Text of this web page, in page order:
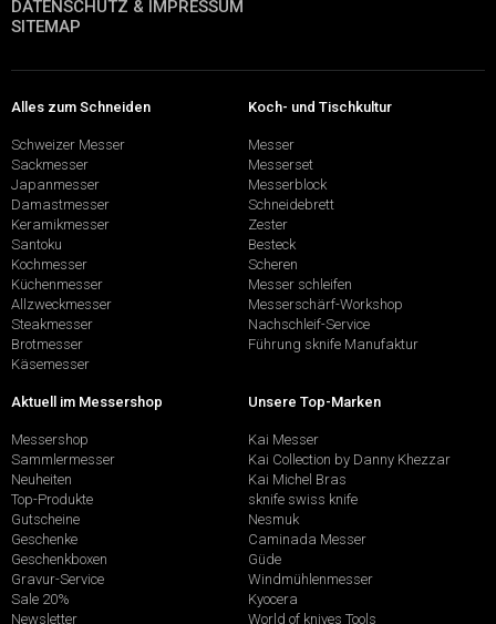
DATENSCHUTZ & IMPRESSUM
SITEMAP
Alles zum Schneiden
Schweizer Messer
Sackmesser
Japanmesser
Damastmesser
Keramikmesser
Santoku
Kochmesser
Küchenmesser
Allzweckmesser
Steakmesser
Brotmesser
Käsemesser
Koch- und Tischkultur
Messer
Messerset
Messerblock
Schneidebrett
Zester
Besteck
Scheren
Messer schleifen
Messerschärf-Workshop
Nachschleif-Service
Führung sknife Manufaktur
Aktuell im Messershop
Messershop
Sammlermesser
Neuheiten
Top-Produkte
Gutscheine
Geschenke
Geschenkboxen
Gravur-Service
Sale 20%
Newsletter
Unsere Top-Marken
Kai Messer
Kai Collection by Danny Khezzar
Kai Michel Bras
sknife swiss knife
Nesmuk
Caminada Messer
Güde
Windmühlenmesser
Kyocera
World of knives Tools